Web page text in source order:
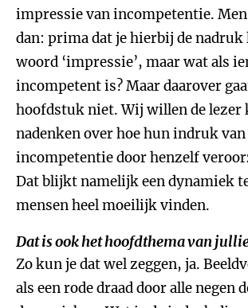
impressie van incompetentie.
dan: prima dat je hierbij de nadruk
woord ‘impressie’, maar wat als
incompetent is? Maar daarover
hoofdstuk niet. Wij willen de
nadenken over hoe hun indruk van
incompetentie door henzelf
Dat blijkt namelijk een dynamiek
mensen heel moeilijk vinden.
Dat is ook het hoofdthema van
Zo kun je dat wel zeggen, ja.
als een rode draad door alle negen